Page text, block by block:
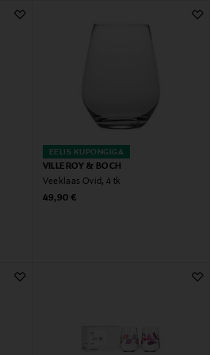
EELIS KUPONGIGA
VILLEROY & BOCH
Veeklaas Ovid, 4 tk
Original Price
49,90 €